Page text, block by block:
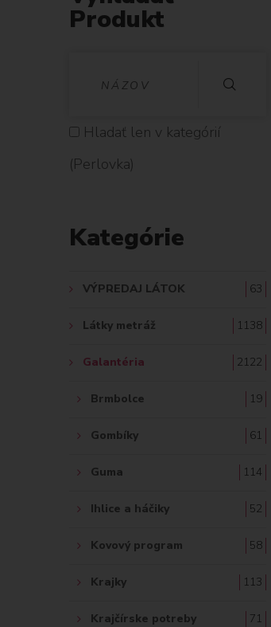
Produkt
H
L
D
Ť
:
Hladať len v kategórií
(Perlovka)
Kategórie
VÝPREDAJ LÁTOK 63
Látky metráž 1138
Galantéria 2122
Brmbolce 19
Gombíky 61
Guma 114
Ihlice a háčiky 52
Kovový program 58
Krajky 113
Krajčírske potreby 71